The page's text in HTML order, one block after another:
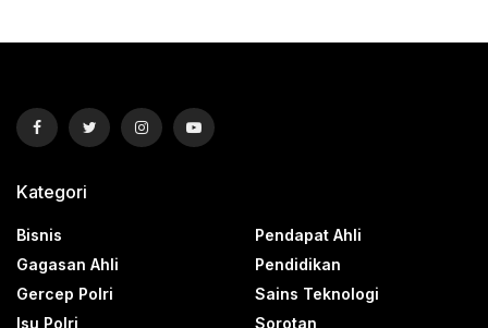
Kategori
Bisnis
Gagasan Ahli
Gercep Polri
Isu Polri
Pendapat Ahli
Pendidikan
Sains Teknologi
Sorotan